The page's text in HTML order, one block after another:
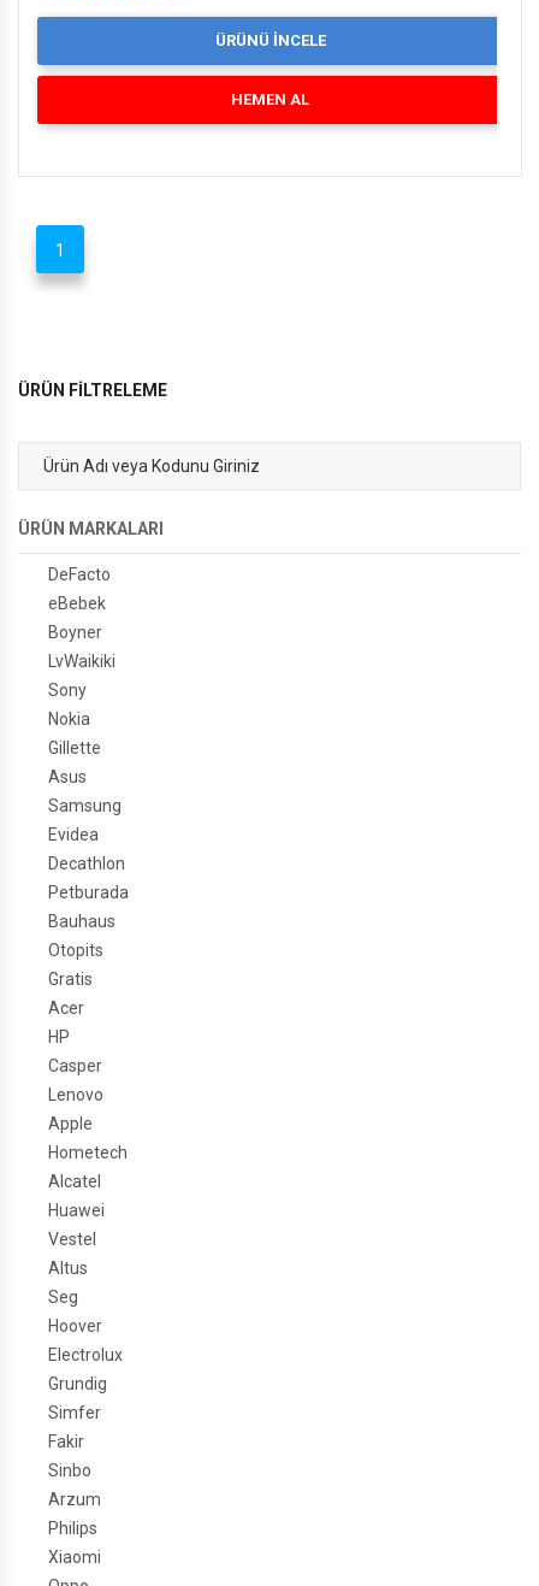
ÜRÜNÜ İNCELE
HEMEN AL
1
ÜRÜN FİLTRELEME
ÜRÜN MARKALARI
DeFacto
eBebek
Boyner
LvWaikiki
Sony
Nokia
Gillette
Asus
Samsung
Evidea
Decathlon
Petburada
Bauhaus
Otopits
Gratis
Acer
HP
Casper
Lenovo
Apple
Hometech
Alcatel
Huawei
Vestel
Altus
Seg
Hoover
Electrolux
Grundig
Simfer
Fakir
Sinbo
Arzum
Philips
Xiaomi